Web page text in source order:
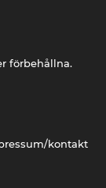
kontakt
förbehållna.